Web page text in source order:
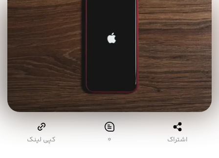
اشتراک ۰ کپی لینک